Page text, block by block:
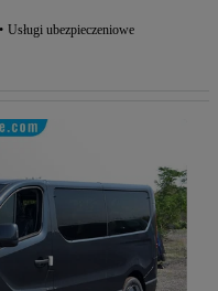
Usługi ubezpieczeniowe